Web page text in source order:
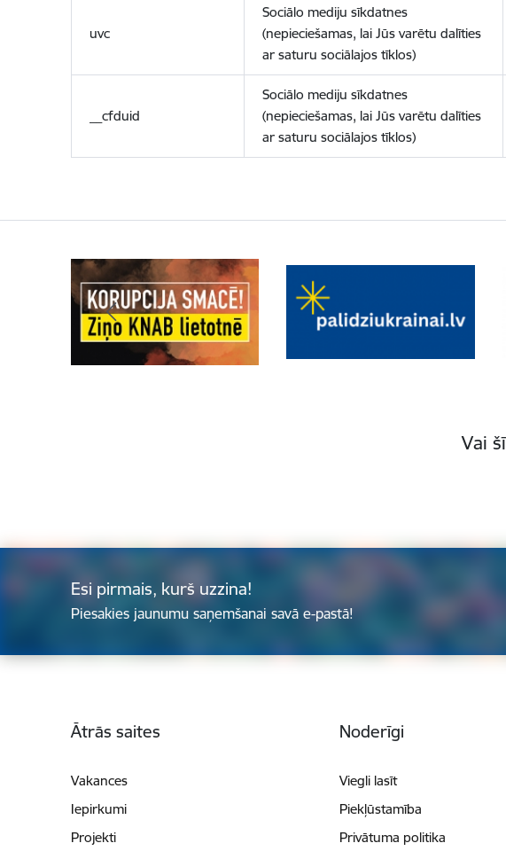
uvc
Sociālo mediju sīkdatnes
(nepieciešamas, lai Jūs varētu dalīties
ar saturu sociālajos tīklos)
__cfduid
Sociālo mediju sīkdatnes
(nepieciešamas, lai Jūs varētu dalīties
ar saturu sociālajos tīklos)
Vai
Esi pirmais, kurš uzzina!
Piesakies jaunumu saņemšanai savā e-pastā!
Ātrās saites
Vakances
Iepirkumi
Projekti
Noderīgi
Viegli lasīt
Piekļūstamība
Privātuma politika